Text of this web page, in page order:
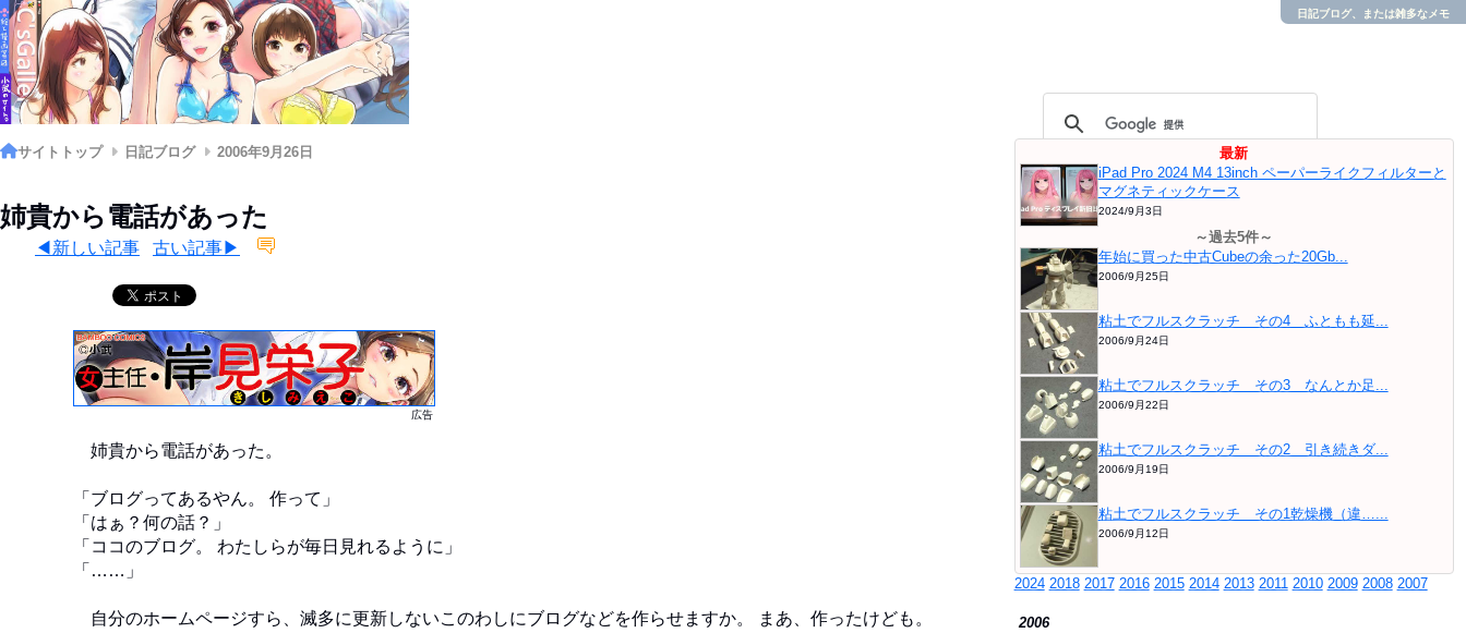
日記ブログ、または雑多なメモ
サイトトップ 日記ブログ 2006年9月26日
姉貴から電話があった
◀新しい記事 古い記事▶
広告
姉貴から電話があった。
「ブログってあるやん。 作って」
「はぁ？何の話？」
「ココのブログ。 わたしらが毎日見れるように」
「……」
自分のホームページすら、滅多に更新しないこのわしにブログなどを作らせますか。 まあ、作ったけども。
最新
iPad Pro 2024 M4 13inch ペーパーライクフィルターと
マグネティックケース
2024/9月3日
～過去5件～
年始に買った中古Cubeの余った20Gb...
2006/9月25日
粘土でフルスクラッチ その4 ふともも延...
2006/9月24日
粘土でフルスクラッチ その3 なんとか足...
2006/9月22日
粘土でフルスクラッチ その2 引き続きダ...
2006/9月19日
粘土でフルスクラッチ その1乾燥機（違…...
2006/9月12日
2024 2018 2017 2016 2015 2014 2013 2011 2010 2009 2008 2007
2006